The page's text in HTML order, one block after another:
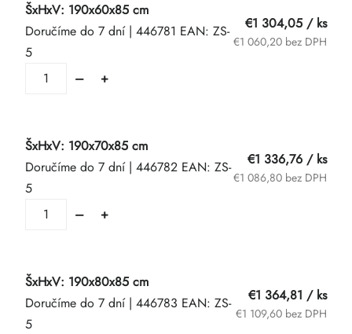
ŠxHxV: 190x60x85 cm
Doručíme do 7 dní | 446781 EAN: ZS-
5
€1 304,05 / ks
€1 060,20 bez DPH
ŠxHxV: 190x70x85 cm
Doručíme do 7 dní | 446782 EAN: ZS-
5
€1 336,76 / ks
€1 086,80 bez DPH
ŠxHxV: 190x80x85 cm
Doručíme do 7 dní | 446783 EAN: ZS-
5
€1 364,81 / ks
€1 109,60 bez DPH